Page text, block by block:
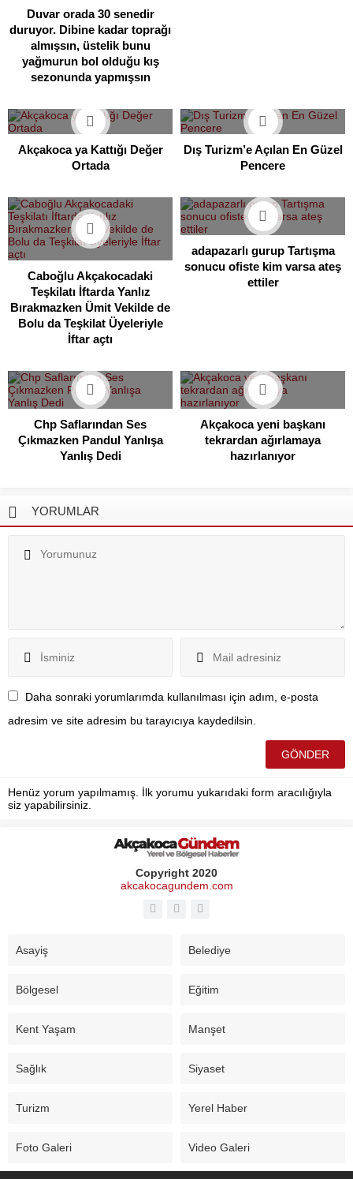
Duvar orada 30 senedir
duruyor. Dibine kadar toprağı
almışsın, üstelik bunu
yağmurun bol olduğu kış
sezonunda yapmışsın
Akçakoca ya Kattığı Değer
Ortada
Dış Turizm’e Açılan En Güzel
Pencere
Caboğlu Akçakocadaki
Teşkilatı İftarda Yanlız
Bırakmazken Ümit Vekilde de
Bolu da Teşkilat Üyeleriyle
İftar açtı
adapazarlı gurup Tartışma
sonucu ofiste kim varsa ateş
ettiler
Chp Saflarından Ses
Çıkmazken Pandul Yanlışa
Yanlış Dedi
Akçakoca yeni başkanı
tekrardan ağırlamaya
hazırlanıyor
YORUMLAR
Daha sonraki yorumlarımda kullanılması için adım, e-posta
adresim ve site adresim bu tarayıcıya kaydedilsin.
Henüz yorum yapılmamış. İlk yorumu yukarıdaki form aracılığıyla
siz yapabilirsiniz.
Copyright 2020
akcakocagundem.com
Asayiş Belediye
Bölgesel Eğitim
Kent Yaşam Manşet
Sağlık Siyaset
Turizm Yerel Haber
Foto Galeri Video Galeri